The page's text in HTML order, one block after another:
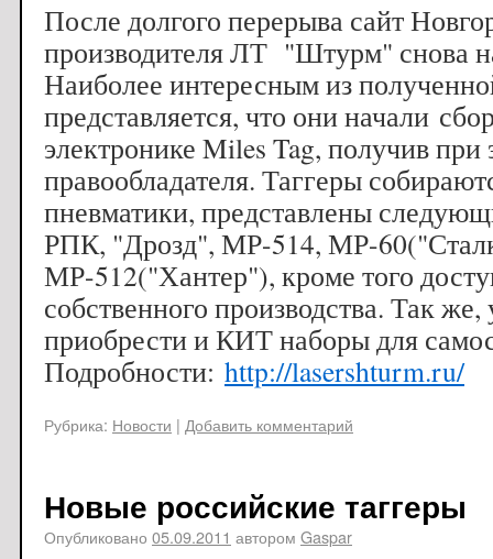
После долгого перерыва сайт
производителя ЛТ "Штурм" снова
Наиболее интересным из
представляется, что они начали
электронике Miles Tag, получив
правообладателя. Таггеры
пневматики, представлены
РПК, "Дрозд", МР-514, МР-
МР-512("Хантер"), кроме того
собственного производства. Так
приобрести и КИТ наборы для
Подробности: http://lasershturm.ru/
Рубрика: Новости | Добавить комментарий
Новые российские таггеры
Опубликовано 05.09.2011 автором Gaspar